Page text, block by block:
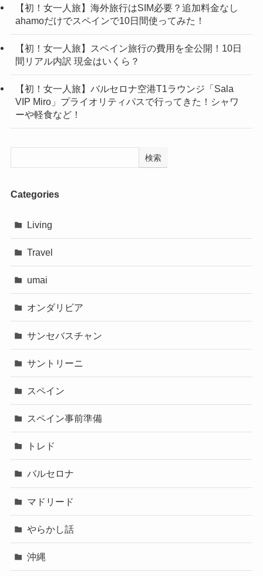
【初！女一人旅】海外旅行はSIM必要？追加料金なし
ahamoだけでスペインで10日間使ってみた！
【初！女一人旅】スペイン旅行の費用を全公開！10日
間リアル内訳 現金はいくら？
【初！女一人旅】バルセロナ空港T1ラウンジ「Sala
VIP Miro」プライオリティパスで行ってきた！シャワ
ーや軽食など！
検索
Categories
Living
Travel
umai
オンダリビア
サンセバスチャン
サントリーニ
スペイン
スペイン事前準備
トレド
バルセロナ
マドリード
やらかし話
沖縄